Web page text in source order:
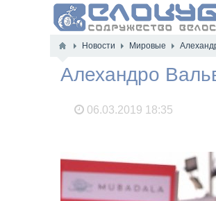
Новости Мировые
Алехандро
06.03.2019 18:35